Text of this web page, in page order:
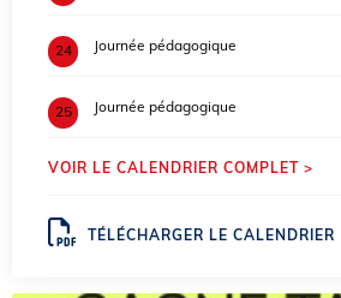
24 Journée pédagogique
25 Journée pédagogique
VOIR LE CALENDRIER COMPLET >
TÉLÉCHARGER LE CALENDRIER